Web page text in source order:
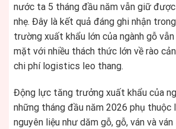
nước ta 5 tháng đầu năm vẫn giữ
nhẹ. Đây là kết quả đáng ghi nhận
trường xuất khẩu lớn của ngành gỗ
mặt với nhiều thách thức lớn về rào
chi phí logistics leo thang.
Động lực tăng trưởng xuất khẩu của
những tháng đầu năm 2026 phụ thuộc
nguyên liệu như dăm gỗ, gỗ, ván và ván